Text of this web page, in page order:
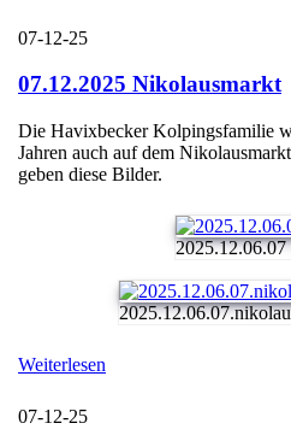
07-12-25
07.12.2025 Nikolausmarkt
Die Havixbecker Kolpingsfamilie
Jahren auch auf dem
geben diese Bilder.
2025.12.06.07
Weiterlesen
07-12-25